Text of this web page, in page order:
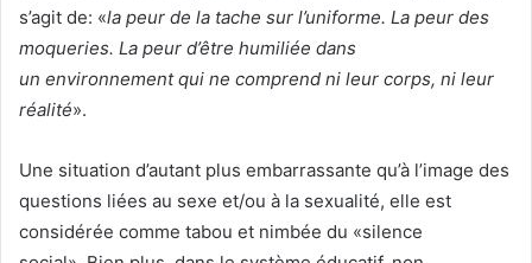
s’agit de: «la peur de la tache sur l’uniforme. La peur des
moqueries. La peur d’être humiliée dans
un environnement qui ne comprend ni leur corps, ni leur
réalité».
Une situation d’autant plus embarrassante qu’à l’image des
questions liées au sexe et/ou à la sexualité, elle est
considérée comme tabou et nimbée du «silence